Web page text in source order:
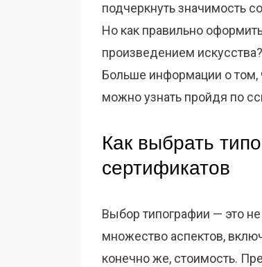
подчеркнуть значимость
Но как правильно
произведением
Больше информации о том,
можно узнать пройдя по
Как выбрать
сертификатов
Выбор типографии — это
множество аспектов,
конечно же, стоимость.